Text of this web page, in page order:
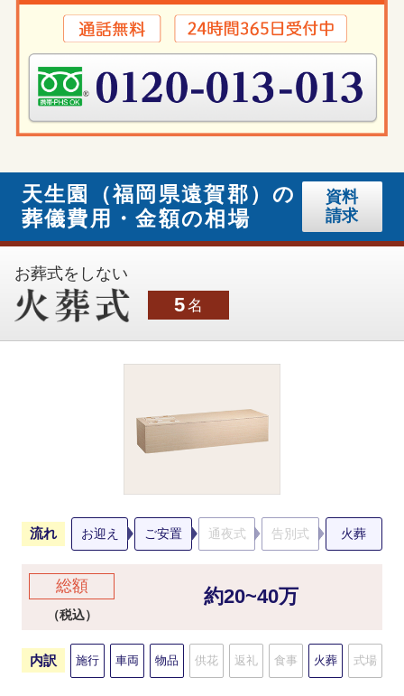
天生園（福岡県遠賀郡）の
葬儀費用・金額の相場
資料
請求
お葬式をしない
5名
流れ お迎え ご安置 通夜式 告別式 火葬
総額
（税込）
約20~40万
内訳 施行 車両 物品 供花 返礼 食事 火葬 式場